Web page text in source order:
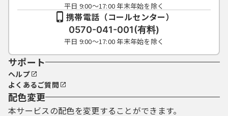
平日 9:00～17:00 年末年始を除く
携帯電話（コールセンター）
0570-041-001(有料)
平日 9:00～17:00 年末年始を除く
サポート
ヘルプ
よくあるご質問
配色変更
本サービスの配色を変更することができます。